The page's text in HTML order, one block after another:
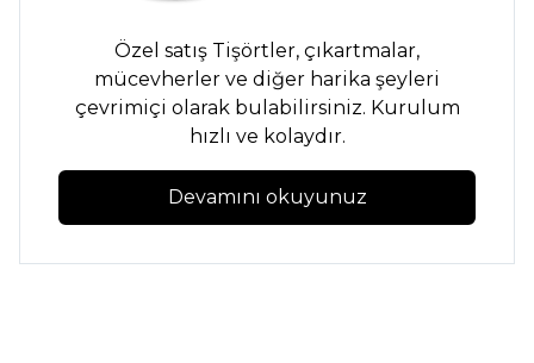
Özel satış Tişörtler, çıkartmalar,
mücevherler ve diğer harika şeyleri
çevrimiçi olarak bulabilirsiniz. Kurulum
hızlı ve kolaydır.
Devamını okuyunuz